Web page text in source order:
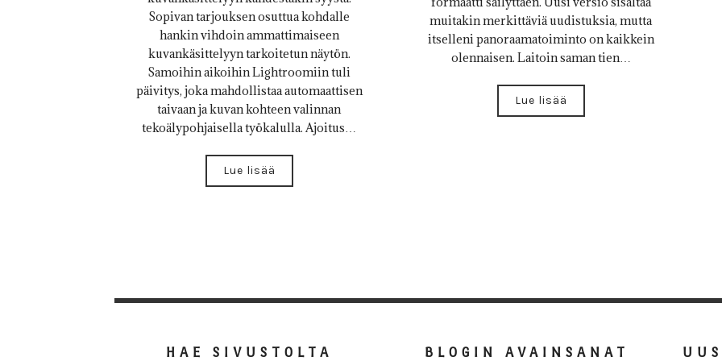
Sopivan tarjouksen osuttua kohdalle
hankin vihdoin ammattimaiseen
kuvankäsittelyyn tarkoitetun näytön.
Samoihin aikoihin Lightroomiin tuli
päivitys, joka mahdollistaa automaattisen
taivaan ja kuvan kohteen valinnan
tekoälypohjaisella työkalulla. Ajoitus…
Lue lisää
muitakin merkittäviä uudistuksia, mutta
itselleni panoraamatoiminto on kaikkein
olennaisen. Laitoin saman tien…
Lue lisää
HAE SIVUSTOLTA BLOGIN AVAINSANAT